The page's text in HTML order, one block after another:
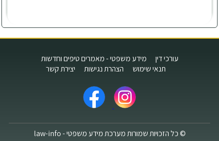
עורכי דין
מידע משפטי - מאמרים טיפים וחדשות
תנאי שימוש
הצהרת נגישות יצירת קשר
© כל הזכויות שמורות מערכת מידע משפטי - law-info